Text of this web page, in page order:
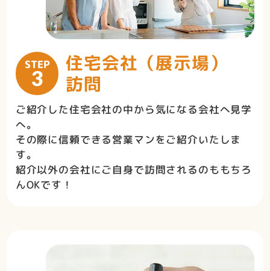
STEP
3
住宅会社（展示場）
訪問
ご紹介した住宅会社の中から気になる会社へ見学
へ。
その際に信頼できる営業マンをご紹介いたしま
す。
紹介以外の会社にご自身で訪問されるのももちろ
んOKです！